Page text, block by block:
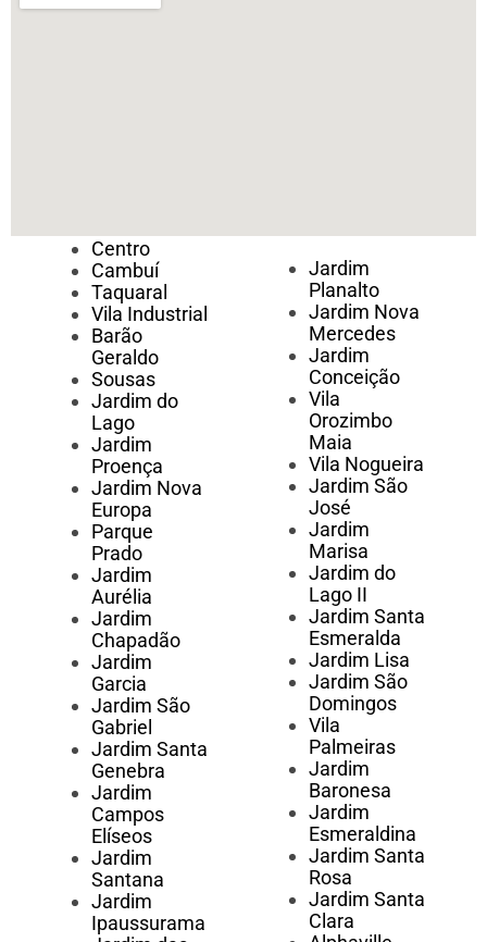
Centro
Cambuí
Taquaral
Vila Industrial
Barão
Geraldo
Sousas
Jardim do
Lago
Jardim
Proença
Jardim Nova
Europa
Parque
Prado
Jardim
Aurélia
Jardim
Chapadão
Jardim
Garcia
Jardim São
Gabriel
Jardim Santa
Genebra
Jardim
Campos
Elíseos
Jardim
Santana
Jardim
Ipaussurama
Jardim
Planalto
Jardim Nova
Mercedes
Jardim
Conceição
Vila
Orozimbo
Maia
Vila Nogueira
Jardim São
José
Jardim
Marisa
Jardim do
Lago II
Jardim Santa
Esmeralda
Jardim Lisa
Jardim São
Domingos
Vila
Palmeiras
Jardim
Baronesa
Jardim
Esmeraldina
Jardim Santa
Rosa
Jardim Santa
Clara